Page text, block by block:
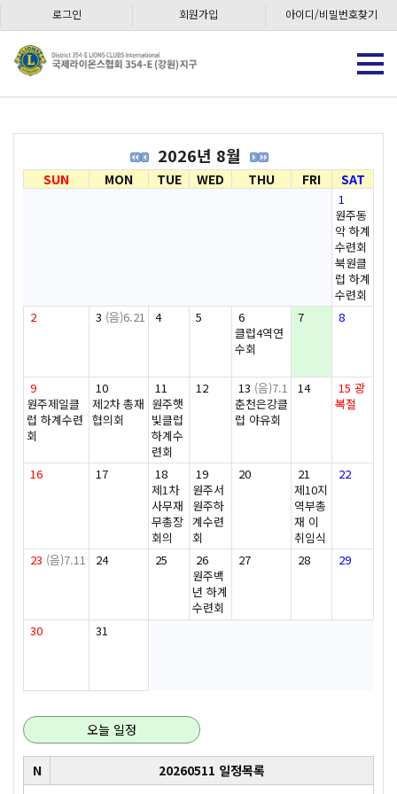
로그인 회원가입 아이디/비밀번호찾기
2026년 8월
SUN MON TUE WED THU FRI SAT
1
원주동
악 하계
수련회
북원클
럽 하계
수련회
2
3 (음)6.21 4 5
6
클럽4역연
수회
7 8
9
원주제일클
럽 하계수련
회
10
제2차 총재
협의회
11
원주햇
빛클럽
하계수
련회
12 13 (음)7.1
춘천은강클
럽 야유회
14 15 광
복절
16 17
18
제1차
사무재
무총장
회의
19
원주서
원주하
계수련
회
20
21
제10지
역부총
재 이
취임식
22
23 (음)7.11 24 25
26
원주백
년 하계
수련회
27 28 29
30 31
오늘 일정
N 20260511 일정목록